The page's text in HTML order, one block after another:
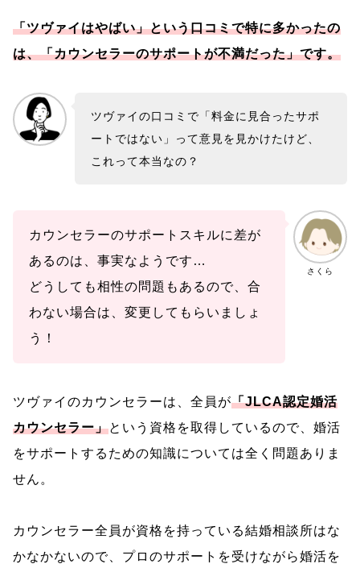
「ツヴァイはやばい」という口コミで特に多かったの
は、「カウンセラーのサポートが不満だった」です。
ツヴァイの口コミで「料金に見合ったサポ
ートではない」って意見を見かけたけど、
これって本当なの？
さくら
カウンセラーのサポートスキルに差が
あるのは、事実なようです…
どうしても相性の問題もあるので、合
わない場合は、変更してもらいましょ
う！
ツヴァイのカウンセラーは、全員が「JLCA認定婚活
カウンセラー」という資格を取得しているので、婚活
をサポートするための知識については全く問題ありま
せん。
カウンセラー全員が資格を持っている結婚相談所はな
かなかないので、プロのサポートを受けながら婚活を